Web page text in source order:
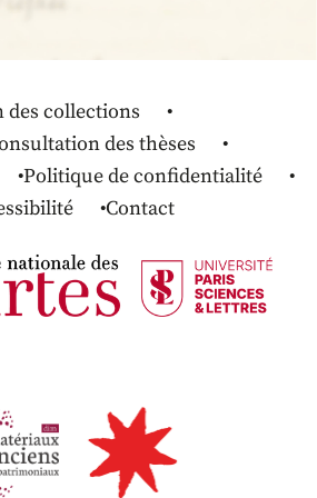
des collections
des thèses
Politique de confidentialité
Contact